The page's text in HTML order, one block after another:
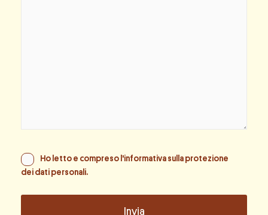
Ho letto e compreso l'informativa sulla protezione
dei dati personali.